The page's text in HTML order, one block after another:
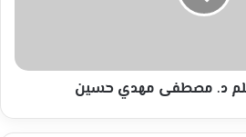
د. مصطفى مهدي حسين